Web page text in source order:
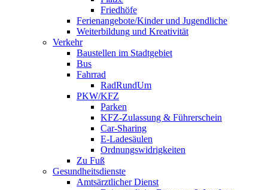
Friedhöfe
Ferienangebote/Kinder und Jugendliche
Weiterbildung und Kreativität
Verkehr
Baustellen im Stadtgebiet
Bus
Fahrrad
RadRundUm
PKW/KFZ
Parken
KFZ-Zulassung & Führerschein
Car-Sharing
E-Ladesäulen
Ordnungswidrigkeiten
Zu Fuß
Gesundheitsdienste
Amtsärztlicher Dienst